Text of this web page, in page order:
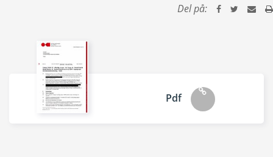
Del på:
Pdf